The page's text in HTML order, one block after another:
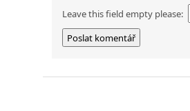
Leave this field empty please: